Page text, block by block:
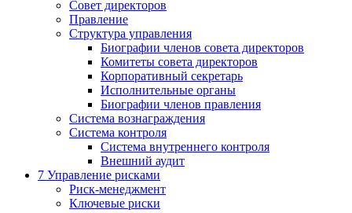
Совет директоров
Правление
Структура управления
Биографии членов совета директоров
Комитеты совета директоров
Корпоративный секретарь
Исполнительные органы
Биографии членов правления
Система вознаграждения
Система контроля
Система внутреннего контроля
Внешний аудит
7 Управление рисками
Риск-менеджмент
Ключевые риски